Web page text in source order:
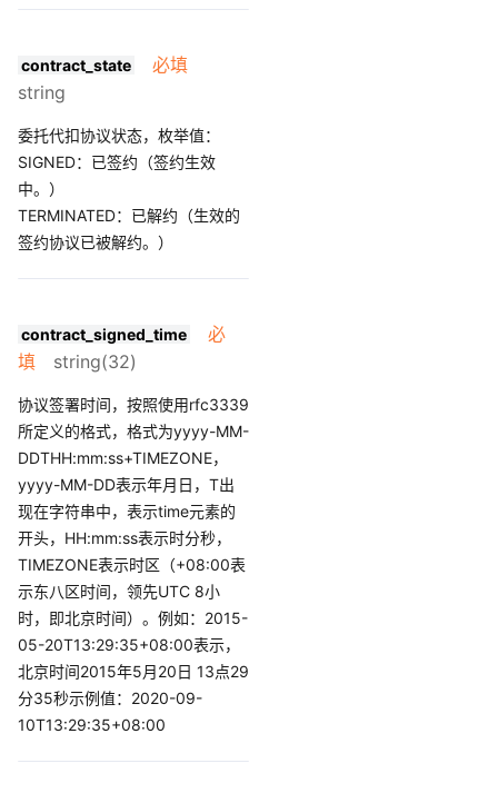
contract_state
必填
string
委托代扣协议状态，枚举值：
SIGNED：已签约（签约生效
中。）
TERMINATED：已解约（生效的
签约协议已被解约。）
contract_signed_time
必
填 string(32)
协议签署时间，按照使用rfc3339
所定义的格式，格式为yyyy-MM-
DDTHH:mm:ss+TIMEZONE，
yyyy-MM-DD表示年月日，T出
现在字符串中，表示time元素的
开头，HH:mm:ss表示时分秒，
TIMEZONE表示时区（+08:00表
示东八区时间，领先UTC 8小
时，即北京时间）。例如：2015-
05-20T13:29:35+08:00表示，
北京时间2015年5月20日 13点29
分35秒示例值：2020-09-
10T13:29:35+08:00